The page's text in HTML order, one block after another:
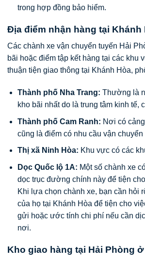
trong hợp đồng bảo hiểm.
Địa điểm nhận hàng tại Khánh
Các chành xe vận chuyển tuyến Hải
bãi hoặc điểm tập kết hàng tại các khu
thuận tiện giao thông tại Khánh Hòa,
Thành phố Nha Trang: Thường là
kho bãi nhất do là trung tâm kinh tế,
Thành phố Cam Ranh: Nơi có
cũng là điểm có nhu cầu vận chuyển
Thị xã Ninh Hòa: Khu vực có các
Dọc Quốc lộ 1A: Một số chành xe
dọc trục đường chính này để tiện
Khi lựa chọn chành xe, bạn cần hỏi
của họ tại Khánh Hòa để tiện cho
gửi hoặc ước tính chi phí nếu cần
nơi.
Kho giao hàng tại Hải Phòng